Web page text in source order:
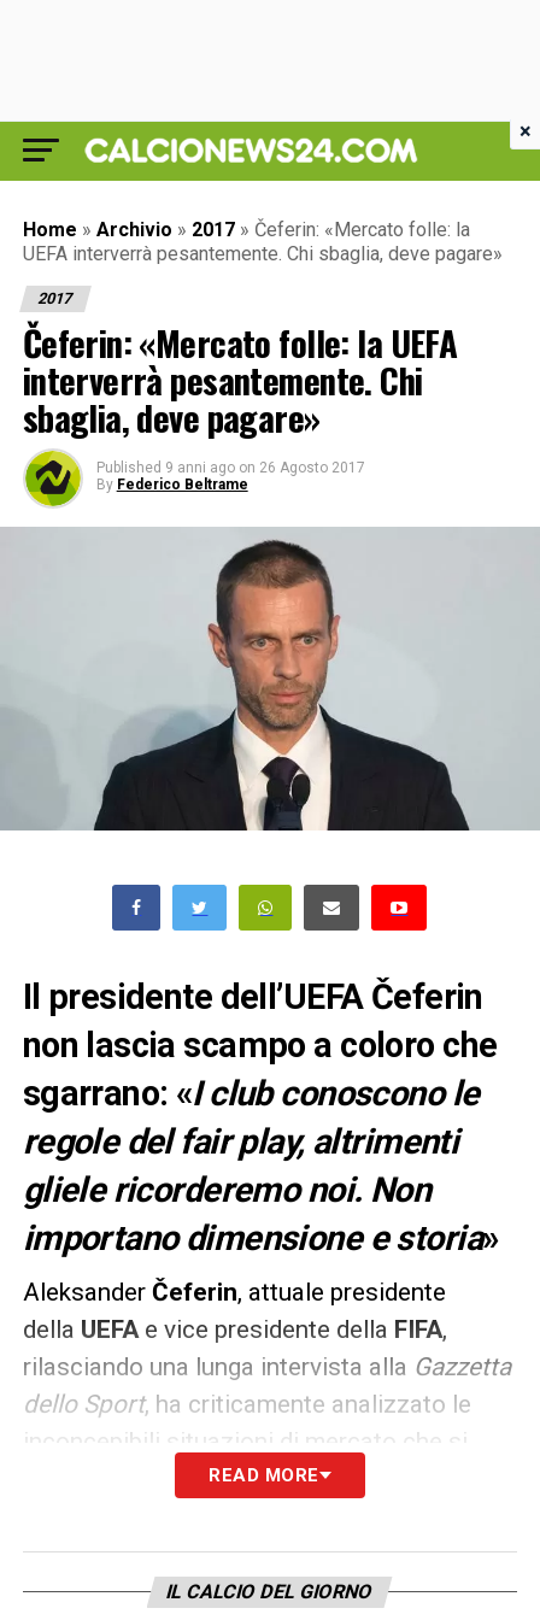
Home » Archivio » 2017 » Čeferin: «Mercato folle: la
UEFA interverrà pesantemente. Chi sbaglia, deve pagare»
2017
Čeferin: «Mercato folle: la UEFA
interverrà pesantemente. Chi
sbaglia, deve pagare»
Published 9 anni ago on 26 Agosto 2017
By Federico Beltrame
Il presidente dell’UEFA Čeferin
non lascia scampo a coloro che
sgarrano: «I club conoscono le
regole del fair play, altrimenti
gliele ricorderemo noi. Non
importano dimensione e storia»
Aleksander Čeferin, attuale presidente
della UEFA e vice presidente della FIFA,
rilasciando una lunga intervista alla Gazzetta
dello Sport, ha criticamente analizzato le
inconcepibili situazioni di mercato che si
sono verificate in quest’ultima sessione;
perplessità anche negli alti organi
competenti: «Non faccio nomi di club, il
READ MORE
IL CALCIO DEL GIORNO
×